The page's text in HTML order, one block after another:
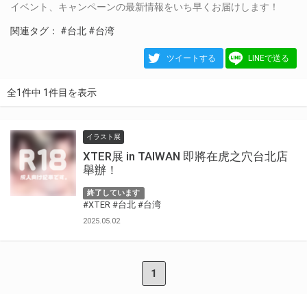
イベント、キャンペーンの最新情報をいち早くお届けします！
関連タグ： #台北 #台湾
ツイートする LINEで送る
全1件中 1件目を表示
イラスト展
XTER展 in TAIWAN 即將在虎之穴台北店
舉辦！
終了しています
#XTER #台北 #台湾
2025.05.02
1